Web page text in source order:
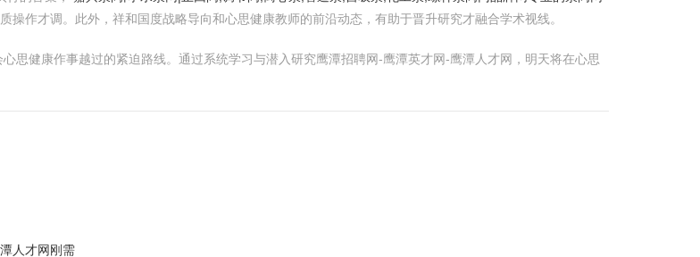
操作才调。此外，祥和国度战略导向和心思健康教师的前沿动态，有助于晋升研究才融合学术视线。
思健康作事越过的紧迫路线。通过系统学习与潜入研究鹰潭招聘网-鹰潭英才网-鹰潭人才网，明天将在心思
人才网刚需